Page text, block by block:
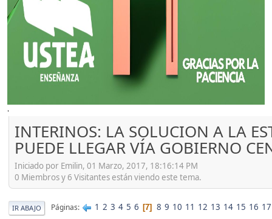
'
INTERINOS: LA SOLUCION A LA
PUEDE LLEGAR VÍA GOBIERNO
Iniciado por Emilin, 01 Marzo, 2017, 18:16:14 PM
0 Miembros y 6 Visitantes están viendo este tema.
IR ABAJO Páginas 1 2 3 4 5 6 7 8 9 10 11 12 13 14 15 16 17